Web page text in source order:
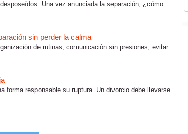
Una vez anunciada la separación, ¿cómo
sin perder la calma
de rutinas, comunicación sin presiones, evitar
forma responsable su ruptura. Un divorcio debe llevarse